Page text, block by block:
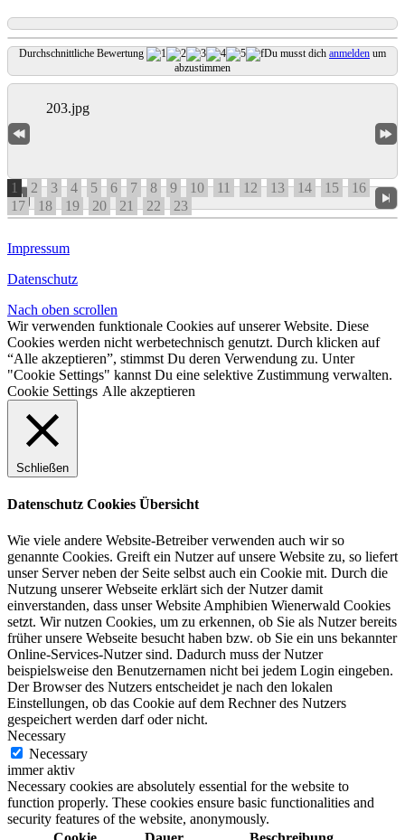
1 2 3 4 5 6 7 8 9 10 11 12 13 14 15
16
17
18 19 20 21 22 23
Durchschnittliche Bewertung Du musst dich anmelden um
abzustimmen
Impressum
Datenschutz
Nach oben scrollen
Wir verwenden funktionale Cookies auf unserer Website. Diese
Cookies werden nicht werbetechnisch genutzt. Durch klicken auf
“Alle akzeptieren”, stimmst Du deren Verwendung zu. Unter
"Cookie Settings" kannst Du eine selektive Zustimmung verwalten.
Cookie Settings Alle akzeptieren
Schließen
Datenschutz Cookies Übersicht
Wie viele andere Website-Betreiber verwenden auch wir so
genannte Cookies. Greift ein Nutzer auf unsere Website zu, so liefert
unser Server neben der Seite selbst auch ein Cookie mit. Durch die
Nutzung unserer Webseite erklärt sich der Nutzer damit
einverstanden, dass unser Website Amphibien Wienerwald Cookies
setzt. Wir nutzen Cookies, um zu erkennen, ob Sie als Nutzer bereits
früher unsere Webseite besucht haben bzw. ob Sie ein uns bekannter
Online-Services-Nutzer sind. Dadurch muss der Nutzer
beispielsweise den Benutzernamen nicht bei jedem Login eingeben.
Der Browser des Nutzers entscheidet je nach den lokalen
Einstellungen, ob das Cookie auf dem Rechner des Nutzers
gespeichert werden darf oder nicht.
Necessary
Necessary
immer aktiv
Necessary cookies are absolutely essential for the website to
function properly. These cookies ensure basic functionalities and
security features of the website, anonymously.